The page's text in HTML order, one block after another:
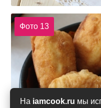
На iamcook.ru мы
Фото 13